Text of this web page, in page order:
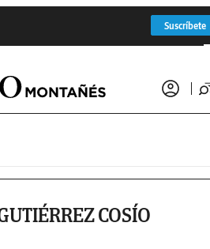
Suscríbete
COSÍO